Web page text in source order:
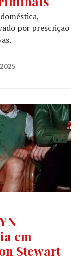
por prescrição
Após uma
em
Stewart